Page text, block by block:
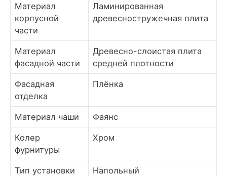
Материал
корпусной
части
Ламинированная
древесностружечная плита
Материал
фасадной части
Древесно-слоистая плита
средней плотности
Фасадная
отделка
Плёнка
Материал чаши Фаянс
Колер
фурнитуры
Хром
Тип установки Напольный